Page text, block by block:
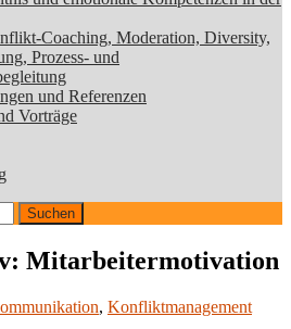
Coaching, Moderation, Diversity,
Prozess- und
und Referenzen
Vorträge
Mitarbeitermotivation
, Konfliktmanagement